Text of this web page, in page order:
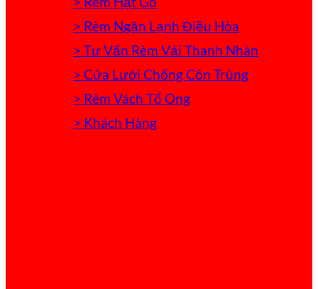
> Rèm Ngăn Lạnh Điều Hòa
> Tư Vấn Rèm Vải Thanh Nhàn
> Cửa Lưới Chống Côn Trùng
> Rèm Vách Tổ Ong
> Khách Hàng